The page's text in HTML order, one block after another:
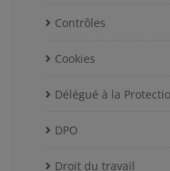
Contrôles
Cookies
Délégué à la
DPO
Droit du travail